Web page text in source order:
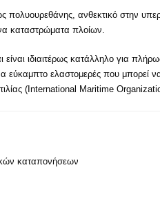
πολυουρεθάνης, ανθεκτικό στην
καταστρώματα πλοίων.
είναι ιδιαιτέρως κατάλληλο για
εύκαμπτο ελαστομερές που μπορεί
(International Maritime
καταπονήσεων